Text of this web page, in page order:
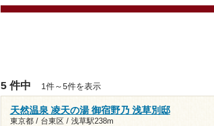
5 件中 1件～5件を表示
天然温泉 凌天の湯 御宿野乃 浅草別邸
東京都 / 台東区 / 浅草駅238m